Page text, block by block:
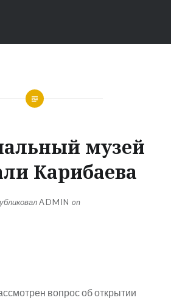
музей
Карибаева
ADMIN on
вопрос об открытии